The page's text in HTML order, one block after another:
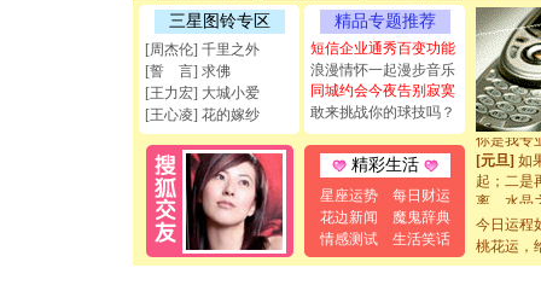
三星图铃专区
[周杰伦] 千里之外
[誓 言] 求佛
[王力宏] 大城小爱
[王心凌] 花的嫁纱
精品专题推荐
短信企业通秀百变功能
浪漫情怀一起漫步音乐
同城约会今夜告别寂寞
敢来挑战你的球技吗？
精彩生活
星座运势
每日财运
花边新闻
魔鬼辞典
情感测试
生活笑话
能正大光
天都要快
[圣诞节]
如意,快
[元旦]看
断电。爱
你是我专
[元旦] 如
起；二是
离。水晶
[元旦]当
泣，这痛
卖了。水
今日运程
桃花运，